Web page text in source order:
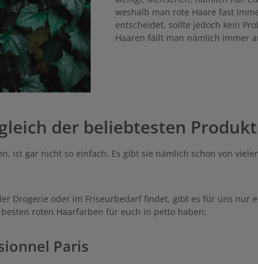
weshalb man rote Haare fast
entscheidet, sollte jedoch kein
Haaren fällt man nämlich immer
der beliebtesten
ist gar nicht so einfach. Es gibt sie nämlich schon von
Drogerie oder im Friseurbedarf findet, gibt es für uns nur
roten Haarfarben für euch in petto haben:
Paris